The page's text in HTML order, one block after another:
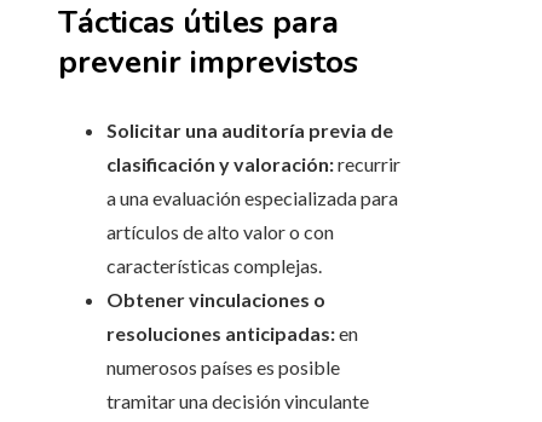
Tácticas útiles para
prevenir imprevistos
Solicitar una auditoría previa de
clasificación y valoración:recurrir
a una evaluación especializada para
artículos de alto valor o con
características complejas.
Obtener vinculaciones o
resoluciones anticipadas:en
numerosos países es posible
tramitar una decisión vinculante